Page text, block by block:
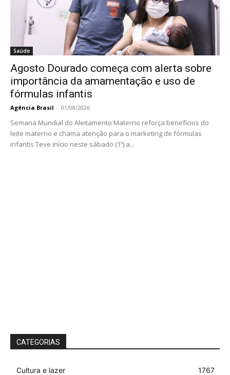
Saúde
Agosto Dourado começa com alerta sobre
importância da amamentação e uso de
fórmulas infantis
Agência Brasil - 01/08/2026
Semana Mundial do Aleitamento Materno reforça benefícios do
leite materno e chama atenção para o marketing de fórmulas
infantis Teve início neste sábado (1º) a...
CATEGORIAS
Cultura e lazer
1767